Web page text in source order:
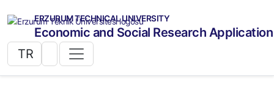
ERZURUM TECHNICAL UNIVERSITY
Economic and Social Research
TR